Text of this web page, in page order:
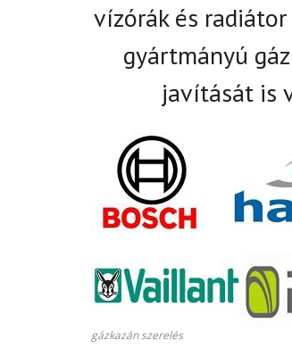
vízórák és
gyártmányú
javítását is
gázkazán szerelés